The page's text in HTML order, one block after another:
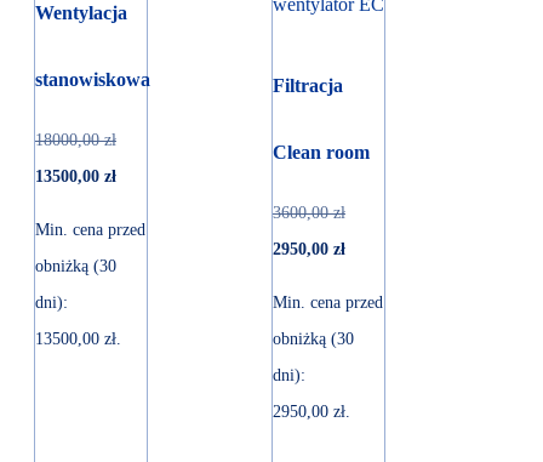
Wentylacja
stanowiskowa
18000,00zł
13500,00 zł
Min. cena przed
obniżką (30
dni):
13500,00 zł.
Filtracja
Clean room
3600,00zł
2950,00 zł
Min. cena przed
obniżką (30
dni):
2950,00 zł.